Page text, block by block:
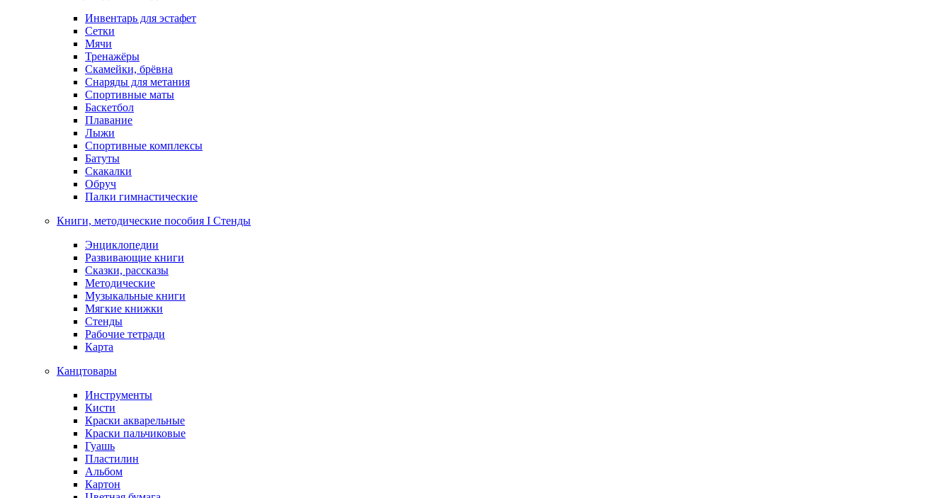
Инвентарь для эстафет
Сетки
Мячи
Тренажёры
Скамейки, брёвна
Снаряды для метания
Спортивные маты
Баскетбол
Плавание
Лыжи
Спортивные комплексы
Батуты
Скакалки
Обруч
Палки гимнастические
Книги, методические пособия I Стенды
Энциклопедии
Развивающие книги
Сказки, рассказы
Методические
Музыкальные книги
Мягкие книжки
Стенды
Рабочие тетради
Карта
Канцтовары
Инструменты
Кисти
Краски акварельные
Краски пальчиковые
Гуашь
Пластилин
Альбом
Картон